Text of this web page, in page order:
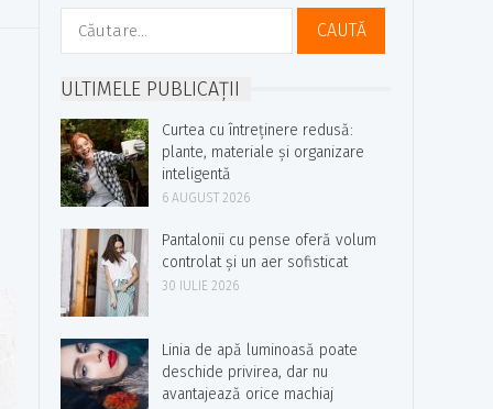
Caută
după:
ULTIMELE PUBLICAȚII
Curtea cu întreținere redusă:
plante, materiale și organizare
inteligentă
6 AUGUST 2026
Pantalonii cu pense oferă volum
controlat și un aer sofisticat
30 IULIE 2026
Linia de apă luminoasă poate
deschide privirea, dar nu
avantajează orice machiaj